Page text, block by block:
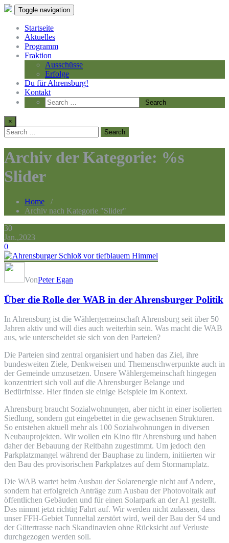
Toggle navigation
Startseite
Aktuelles
Programm
Fraktion
Ausschüsse
Erfolge
Du für Ahrensburg!
Kontakt
×
Archiv der Kategorie: %s
Slider
Home /
Archiv nach Kategorie "Slider"
30
Jan.,2023
0
VonPeter Egan
Über die Rolle der WAB in der Ahrensburger Politik
In Ahrensburg ist die Wählergemeinschaft Ahrensburg seit über 50
Jahren aktiv und will dies auch weiterhin sein. Was macht die WAB
aus, wie unterscheidet sie sich von den Parteien?
Die Parteien sind zentral organisiert und haben das Ziel, ihre
bundesweiten Ziele, Denkweisen und Themenschwerpunkte auch in
der Gemeinde umzusetzen. Unsere Wählergemeinschaft hingegen
konzentriert sich voll auf die Ahrensburger Belange und
Bedürfnisse. Hier finden sie einige Beispiele im Kontext.
Ahrensburg braucht Sozialwohnungen, aber nicht in einer isolierten
Siedlung, sondern gut eingebettet in die gewachsenen Strukturen.
So entstehen aktuell mehr als 100 Sozialwohnungen in diversen
Neubauprojekten. Wir wollen ein Kino für Ahrensburg und haben
daher der Bebauung der Reitbahn zugestimmt. Um jedoch den
Parkplatzmangel während der Bauphase zu lindern, initiierten wir
den Bau des provisorischen Parkplatzes auf dem Stormarnplatz.
Die WAB wartet beim Ausbau der Solarenergie nicht auf Andere,
sondern hat erfolgreich Anträge zum Ausbau der Photovoltaik auf
öffentlichen Gebäuden und für einen Solarpark an der A1 gestellt.
Das nimmt jetzt richtig Fahrt auf. Wir werden nicht zulassen, dass
unser FFH-Gebiet Tunneltal zerstört wird, weil der Bau der S4 und
der Gütertrasse nach Skandinavien ohne Rücksicht auf Verluste
durchgezogen werden soll.